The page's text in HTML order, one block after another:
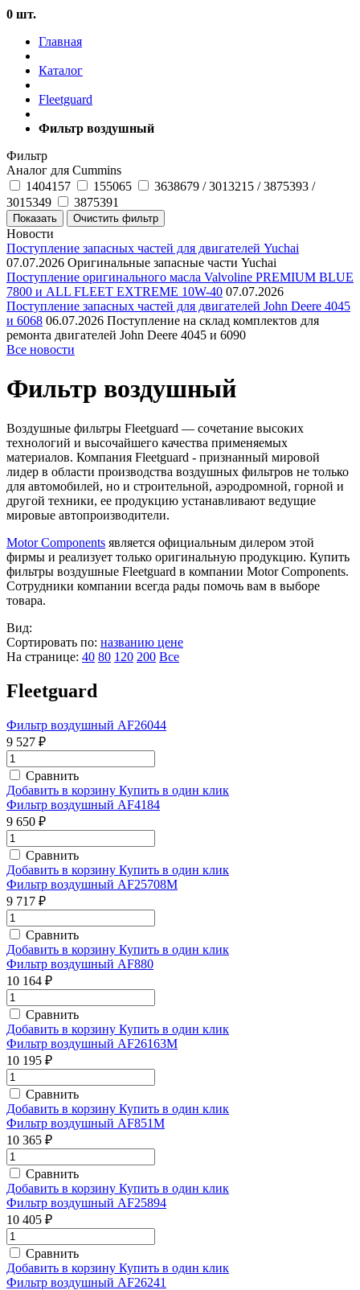
0 шт.
Главная
Каталог
Fleetguard
Фильтр воздушный
Фильтр
Аналог для Cummins
1404157
155065
3638679 / 3013215 / 3875393 /
3015349
3875391
Новости
Поступление запасных частей для двигателей Yuchai
07.07.2026 Оригинальные запасные части Yuchai
Поступление оригинального масла Valvoline PREMIUM BLUE
7800 и ALL FLEET EXTREME 10W-40 07.07.2026
Поступление запасных частей для двигателей John Deere 4045
и 6068 06.07.2026 Поступление на склад комплектов для
ремонта двигателей John Deere 4045 и 6090
Все новости
Фильтр воздушный
Воздушные фильтры Fleetguard — сочетание высоких
технологий и высочайшего качества применяемых
материалов. Компания Fleetguard - признанный мировой
лидер в области производства воздушных фильтров не только
для автомобилей, но и строительной, аэродромной, горной и
другой техники, ее продукцию устанавливают ведущие
мировые автопроизводители.
Motor Components является официальным дилером этой
фирмы и реализует только оригинальную продукцию. Купить
фильтры воздушные Fleetguard в компании Motor Components.
Сотрудники компании всегда рады помочь вам в выборе
товара.
Вид:
Сортировать по: названию цене
На странице: 40 80 120 200 Все
Fleetguard
Фильтр воздушный AF26044
9 527 ₽
Сравнить
Добавить в корзину Купить в один клик
Фильтр воздушный AF4184
9 650 ₽
Сравнить
Добавить в корзину Купить в один клик
Фильтр воздушный AF25708M
9 717 ₽
Сравнить
Добавить в корзину Купить в один клик
Фильтр воздушный AF880
10 164 ₽
Сравнить
Добавить в корзину Купить в один клик
Фильтр воздушный AF26163M
10 195 ₽
Сравнить
Добавить в корзину Купить в один клик
Фильтр воздушный AF851М
10 365 ₽
Сравнить
Добавить в корзину Купить в один клик
Фильтр воздушный AF25894
10 405 ₽
Сравнить
Добавить в корзину Купить в один клик
Фильтр воздушный AF26241